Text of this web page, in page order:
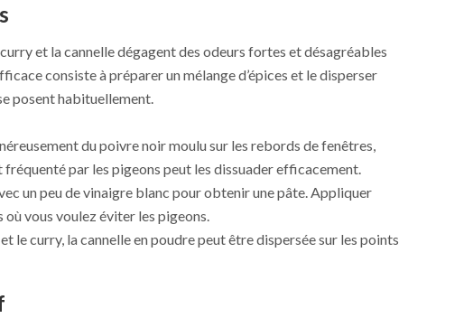
et la cannelle dégagent des odeurs fortes et désagréables
consiste à préparer un mélange d’épices et le disperser
posent habituellement.
du poivre noir moulu sur les rebords de fenêtres,
par les pigeons peut les dissuader efficacement.
un peu de vinaigre blanc pour obtenir une pâte. Appliquer
vous voulez éviter les pigeons.
le curry, la cannelle en poudre peut être dispersée sur les points